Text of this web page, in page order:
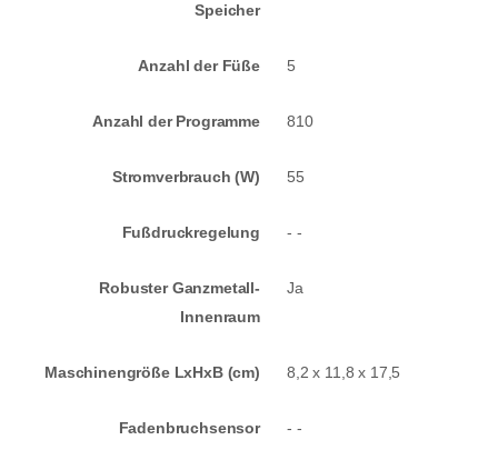
Speicher
Anzahl der Füße 5
Anzahl der Programme 810
Stromverbrauch (W) 55
Fußdruckregelung - -
Robuster Ganzmetall-
Innenraum
Ja
Maschinengröße LxHxB (cm) 8,2 x 11,8 x 17,5
Fadenbruchsensor - -